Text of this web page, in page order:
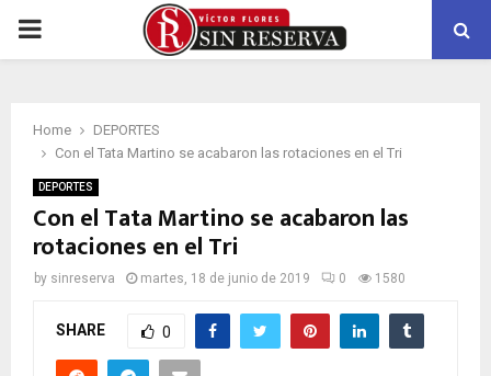
PRIMARY
Home
DEPORTES
Con el Tata Martino se acabaron las rotaciones en el Tri
DEPORTES
Con el Tata Martino se acabaron las
rotaciones en el Tri
by sinreserva martes, 18 de junio de 2019 0 1580
SHARE 0